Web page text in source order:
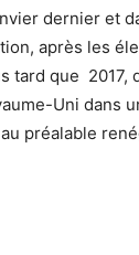
dernier et
après les
tard que 2017,
Uni dans
préalable